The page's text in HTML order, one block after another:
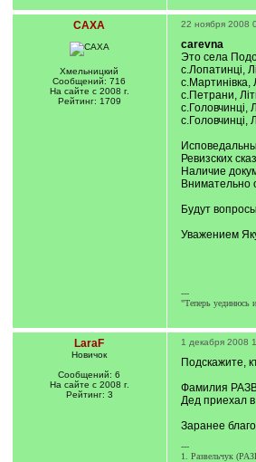
САХА
Хмельницкий
Сообщений: 716
На сайте с 2008 г.
Рейтинг: 1709
22 ноября 2008
carevna
Это села
с.Лопатинці,
с.Мартинівка,
с.Петрани,
с.Головчинці,
с.Головчинці,
Ревизских
Наличие
Внимательно
Будут
Уважением
---
"Теперь уединюсь
LaraF
Новичок
Сообщений: 6
На сайте с 2008 г.
Рейтинг: 3
1 декабря 2008
Подскажите,
Фамилия
Дед приехал
Заранее
---
1. Развельчук